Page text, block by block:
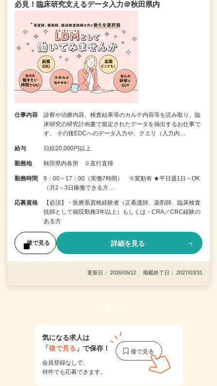
必見！臨床研究支えるデータ入力＠秋田県内
仕事内容
診察や治療内容、検査結果等のカルテ内容等を読み取り、臨
床研究の研究計画書で規定されたデータを抽出するお仕事で
す。 その後EDCへのデータ入力や、クエリ（入力内…
給与 日給20,000円以上
勤務地 秋田県内各所 ※直行直帰
勤務時間
9：00～17：00（実働7時間） ※変動有 ★平日週1日～OK
（月2～3日稼働できる方…
応募資格
【必須】・医療系資格経験者（正看護師、薬剤師、臨床検査
技師として病院勤務3年以上）もしくは・CRA／CRC経験の
ある方
後で見る 詳細を見る
更新日： 2026/05/12 掲載終了日： 2027/03/31
1
気になる求人は
「後で見る 」で保存！
会員登録なしで、
何件でも応募できます。